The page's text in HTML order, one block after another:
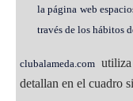
la página web
través de los hábitos
clubalameda.com
detallan en el cuadro